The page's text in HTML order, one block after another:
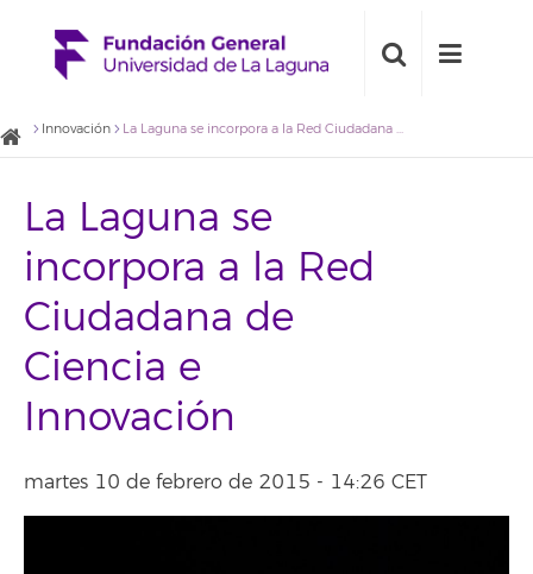
Innovación La Laguna se incorpora a la Red Ciudadana de Ciencia e Innovación
La Laguna se
incorpora a la Red
Ciudadana de
Ciencia e
Innovación
martes 10 de febrero de 2015 - 14:26 CET